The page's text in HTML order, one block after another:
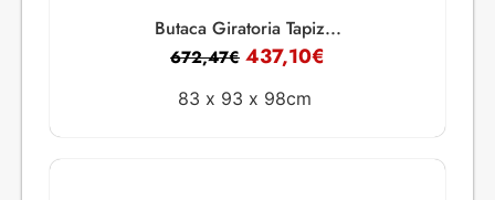
Butaca Giratoria Tapiz...
672,47€ 437,10€
83 x 93 x 98cm